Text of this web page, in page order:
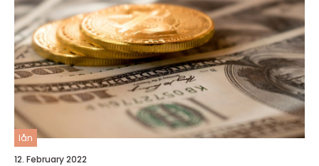
lån
12. February 2022